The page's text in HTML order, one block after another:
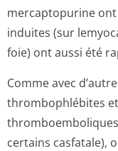
mercaptopurine
induites (sur
foie) ont aussi été
Comme avec
thrombophlébites
certains casfatale),